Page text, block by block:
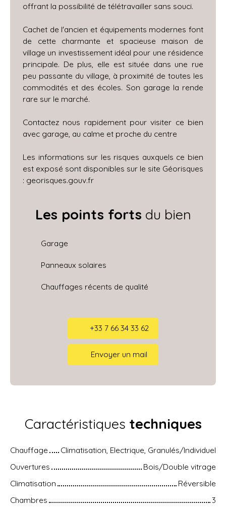
offrant la possibilité de télétravailler sans souci.
Cachet de l'ancien et équipements modernes font
de cette charmante et spacieuse maison de
village un investissement idéal pour une résidence
principale. De plus, elle est située dans une rue
peu passante du village, à proximité de toutes les
commodités et des écoles. Son garage la rende
rare sur le marché.
Contactez nous rapidement pour visiter ce bien
avec garage, au calme et proche du centre
Les informations sur les risques auxquels ce bien
est exposé sont disponibles sur le site Géorisques
: georisques.gouv.fr
Les points forts du bien
Garage
Panneaux solaires
Chauffages récents de qualité
+33 7 66 34 33 62
Envoyer un mail
Caractéristiques techniques
Chauffage
Climatisation, Electrique, Granulés/Individuel
Ouvertures
Bois/Double vitrage
Climatisation
Réversible
Chambres
3